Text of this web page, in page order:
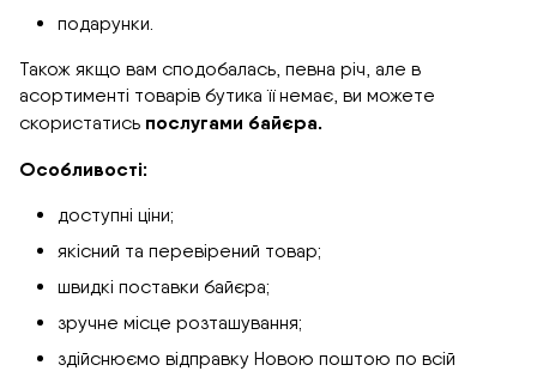
подарунки.
Також якщо вам сподобалась, певна річ, але в
асортименті товарів бутика її немає, ви можете
скористатись послугами байєра.
Особливості:
доступні ціни;
якісний та перевірений товар;
швидкі поставки байєра;
зручне місце розташування;
здійснюємо відправку Новою поштою по всій